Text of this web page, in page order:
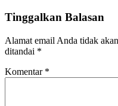
Tinggalkan Balasan
Alamat email Anda tidak
ditandai *
Komentar *